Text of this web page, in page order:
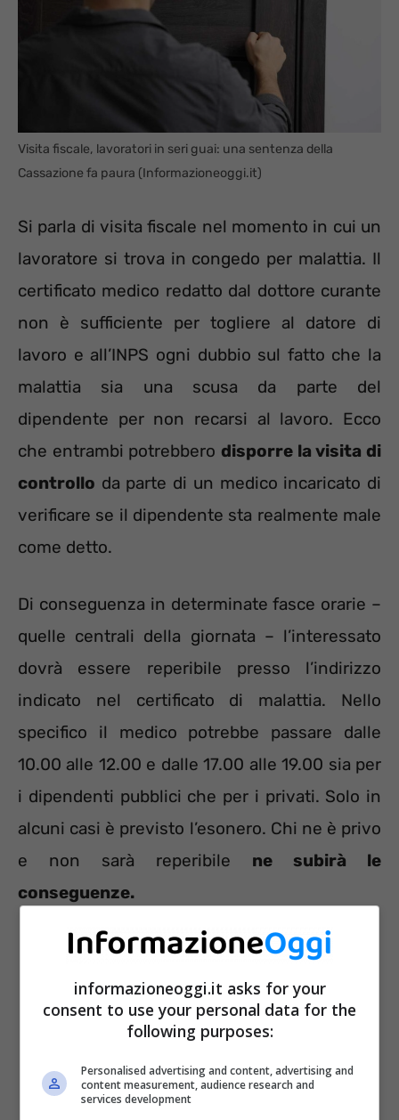
Visita fiscale, lavoratori in seri guai: una sentenza della
Cassazione fa paura (Informazioneoggi.it)
Si parla di visita fiscale nel momento in cui un
lavoratore si trova in congedo per malattia. Il
certificato medico redatto dal dottore curante
non è sufficiente per togliere al datore di
lavoro e all’INPS ogni dubbio sul fatto che la
malattia sia una scusa da parte del
dipendente per non recarsi al lavoro. Ecco
che entrambi potrebbero disporre la visita di
controllo da parte di un medico incaricato di
verificare se il dipendente sta realmente male
come detto.
Di conseguenza in determinate fasce orarie –
quelle centrali della giornata – l’interessato
dovrà essere reperibile presso l’indirizzo
indicato nel certificato di malattia. Nello
specifico il medico potrebbe passare dalle
10.00 alle 12.00 e dalle 17.00 alle 19.00 sia per
i dipendenti pubblici che per i privati. Solo in
alcuni casi è previsto l’esonero. Chi ne è privo
e non sarà reperibile ne subirà le
conseguenze.
informazioneoggi.it asks for your
consent to use your personal data for the
following purposes:
Personalised advertising and content, advertising and
content measurement, audience research and
services development